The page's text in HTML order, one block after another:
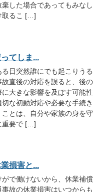
した場合であってもみなし
取るこ […]
てしま...
日突然誰にでも起こりうる
故直後の対応を誤ると、後の
大きな影響を及ぼす可能性
な初動対応や必要な手続き
ことは、自分や家族の身を守
重要で […]
損害と...
がで働けないから、休業補償
故の休業損害はいつからも